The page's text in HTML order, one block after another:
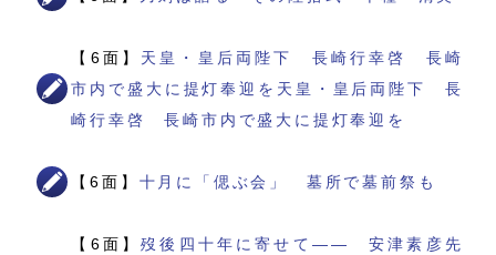
【6面】 天皇・皇后両陛下 長崎行幸啓 長崎
市内で盛大に提灯奉迎を天皇・皇后両陛下 長
崎行幸啓 長崎市内で盛大に提灯奉迎を
【6面】 十月に「偲ぶ会」 墓所で墓前祭も
【6面】歿後四十年に寄せて―― 安津素彦先